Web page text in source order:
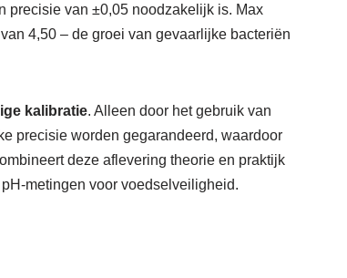
precisie van ±0,05 noodzakelijk is. Max
4,50 – de groei van gevaarlijke bacteriën
kalibratie. Alleen door het gebruik van
precisie worden gegarandeerd, waardoor
deze aflevering theorie en praktijk
metingen voor voedselveiligheid.